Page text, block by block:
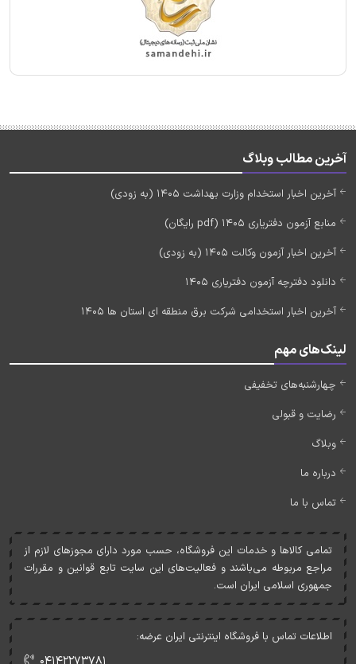
آخرین مطالب وبلاگ
آخرین اخبار استخدام وزارت بهداشت 1405 (به زودی)
منابع آزمون دفتریاری 1405 (pdf رایگان)
آخرین اخبار آزمون وکالت 1405 (به زودی)
دانلود دفترچه آزمون دفتریاری 1405
آخرین اخبار استخدامی شرکت برق منطقه ای استان ها 1405
لینک‌های مهم
چهارشنبه‌های تخفیفی
رضایت و قبولی
وبلاگ
درباره ما
تماس با ما
تمامی کالاها و خدمات اين فروشگاه، حسب مورد دارای مجوزهای لازم از
مراجع مربوطه می‌باشند و فعاليت‌های اين سايت تابع قوانين و مقررات
جمهوری اسلامی ايران است.
اطلاعات تماس با فروشگاه اینترنتی ایران عرضه: